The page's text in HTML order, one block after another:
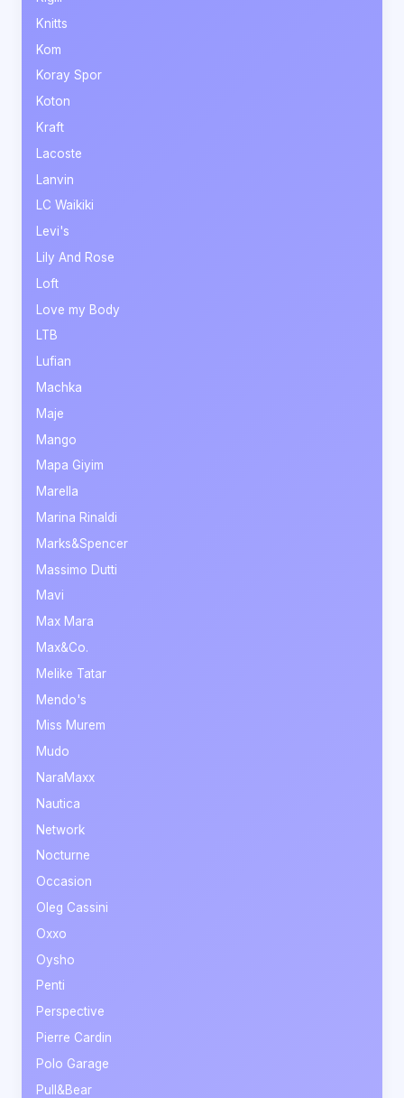
Knitts
Kom
Koray Spor
Koton
Kraft
Lacoste
Lanvin
LC Waikiki
Levi's
Lily And Rose
Loft
Love my Body
LTB
Lufian
Machka
Maje
Mango
Mapa Giyim
Marella
Marina Rinaldi
Marks&Spencer
Massimo Dutti
Mavi
Max Mara
Max&Co.
Melike Tatar
Mendo's
Miss Murem
Mudo
NaraMaxx
Nautica
Network
Nocturne
Occasion
Oleg Cassini
Oxxo
Oysho
Penti
Perspective
Pierre Cardin
Polo Garage
Pull&Bear